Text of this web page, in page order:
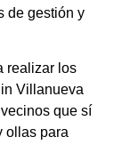
de gestión y
realizar los
Villanueva
que sí
ollas para